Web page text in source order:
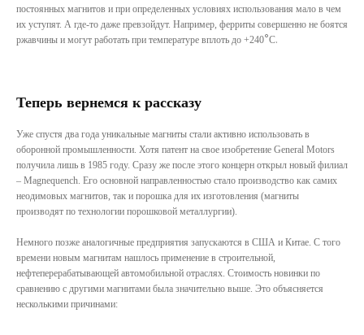
постоянных магнитов и при определенных условиях использования мало в чем
их уступят. А где-то даже превзойдут. Например, ферриты совершенно не боятся
ржавчины и могут работать при температуре вплоть до +240°C.
Теперь вернемся к рассказу
Уже спустя два года уникальные магниты стали активно использовать в
оборонной промышленности. Хотя патент на свое изобретение General Motors
получила лишь в 1985 году. Сразу же после этого концерн открыл новый филиал
– Magnequench. Его основной направленностью стало производство как самих
неодимовых магнитов, так и порошка для их изготовления (магниты
производят по технологии порошковой металлургии).
Немного позже аналогичные предприятия запускаются в США и Китае. С того
времени новым магнитам нашлось применение в строительной,
нефтеперерабатывающей автомобильной отраслях. Стоимость новинки по
сравнению с другими магнитами была значительно выше. Это объясняется
несколькими причинами: